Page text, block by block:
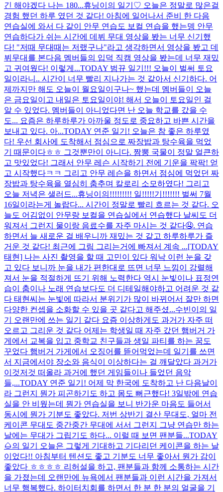
긴 해야겠다 나는 180...휴닝이의 일기♡ 오늘은 정말로 많은걸
경험 했던 하루 였던 것 같다! 아침에 일어나서 준비 한 다음
연습실에 와서 다 같이 안무 연습도 보컬 연습을 했는뎅 안무
연습하다가 쉬는 시간에 데뷔 무대 영상을 봤는 너무 신기했
다! "저때 무대때는 저랬구나"라고 생각하면서 영상을 봤고 데
뷔무대를 본다음 멤버들의 입덕 직캠 영상을 봤는데 너무 재밌
고 귀여웠다! 이렇게...TODAY 범뀨 일기!!! 오늘이 벌써 토요
일이라니.. 시간이 너무 빨리 지나가는 것 같아서 신기하다. 어
제까지만 해도 오늘이 월요일이구나~ 했는데 멤버들이 오늘
은 금요일이고 내일은 토요일이야! 해서 오늘이 토요일인 걸
알 수 있었다. 멤버들이 아니었다면 난 오늘 학교를 갔을 수
도... 요즘은 하루하루가 아까울 정도로 중요하고 바쁜 시간을
보내고 있다. 아...TODAY 연준 일기! 오늘은 참 좋은 하루였
다! 우선 회사에 도착해서 점심으로 짜장밥과 탕수육을 먹었
기 때문이다ㅎㅎ 그것뿐만이 아니다. 짬뽕 국물이 정말 얼큰하
고 맛있었다! 그래서 안무 레슨 시작하기 전에 기운을 팍팍! 얻
고 시작했다ㅋㅋ 그리고 안무 레슨을 하면서 점심에 먹었던 짜
장밥과 탕수육을 열심히 춤추며 칼로리 소모하였다! 그리고
오늘 저녁은 샐러드...휴닝이의!!!!!!!!! 일!!!!!기!!!!!!! 벌써 7월
16일이라는게 놀랍다... 시간이 정말로 빨리 흐르는 것 같다. 오
늘도 어김없이 안무랑 보컬을 연습실에서 연습했다 날씨도 더
워져서 그런지 물이랑 음료수를 자주 마시는 것 같다🤤. 연습
하면서 늘 새로운 걸 배우니까 재밌는 것 같고 하루하루가 즐
거운 것 같다! 최근에 그림 그리는거에 빠져서 계속 ...[TODAY
태현] 나는 사진 촬영을 할 때 고민이 있다 워낙 이런 눈을 갖
고 있다 보니까 눈을 내가 편한대로 뜨면 너무 느낌이 강렬해
져서 눈을 적절하게 뜨기 위해 노력한다 역시 눈빛이나 표정연
습이 춤이나 노래 연습보다도 더 디테일해야하고 어려운 것 같
다 태현씨는 눈빛에 따라서 분위기가 많이 바뀌어서 잘만 하면
다양한 컨셉을 소화할 수 있을 곳 같다고 해주셨...수빈이의 일
기 오랜만에 쓰는 일기 같다 요즘 이상하게도 과거가 자주 떠
오르고 그리운 것 같다 어제는 학생일 때 자주 갔던 햄버거 가
게에서 교복을 입고 중학교 친구들과 생일 파티를 하는 꿈도
꾸었다 햄버거 가게에서 오징어를 뜯어먹었는데 일기를 쓰면
서 지금에서야 장소와 음식이 이상하다는 걸 깨달았다 과거가
이것저것 떠올라 과거에 했던 게임들이나 들었던 음악
들,...TODAY 연준 일기! 어제 막 한국에 도착하고 난 다음날이
라 그런지 뭔가 피곤하기도 하고 몸도 뻐근했다! 3일밖에 연습
실을 안 비웠는데 뭔가 연습실을 보니 반가운 마음도 들어서
동시에 뭔가 기분도 좋았다. 저번 상반기 결산 무대도, 얼마 전
케이콘 무대도 중간중간 무대에 서서 그런지 그냥 연습만 하는
날에는 무대가 그립기도 하다... 이럴 때 보면 팬분들...TODAY
🌰의 일기 오늘은 그렇게 기대하고 기다리던 케이콘을 하는 날
이었다!! 아침부터 텐션도 좋고 기분도 너무 좋아서 뭔가 감이
좋았다 ㅎㅎㅎㅎ 리허설을 하고, 팬분들과 함께 소통하는 시간
을 가졌는데 오랜만에 뉴욕에서 팬분들과 이런 시간을 가져서
너무 행복했다. 하이터치회를 하면서 한 분 한 분의 얼굴을 기